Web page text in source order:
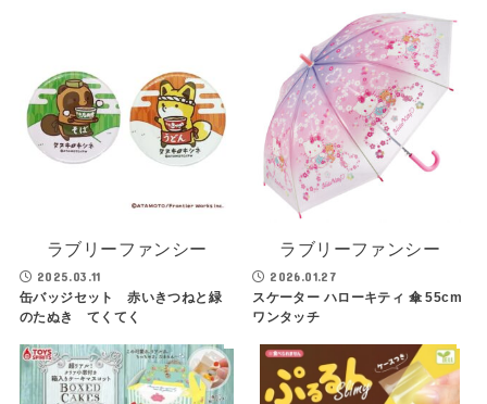
ラブリーファンシー
2025.03.11
缶バッジセット 赤いきつねと緑
のたぬき てくてく
ラブリーファンシー
2026.01.27
スケーター ハローキティ 傘 55cm
ワンタッチ